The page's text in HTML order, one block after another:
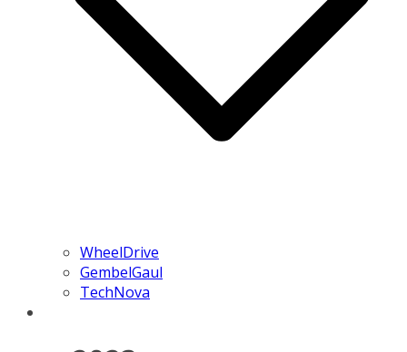
WheelDrive
GembelGaul
TechNova